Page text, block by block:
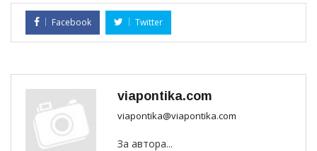
Facebook Twitter
viapontika.com
viapontika@viapontika.com
За автора...